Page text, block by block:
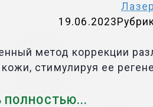
19.06.2023
метод коррекции
стимулируя ее
ПОЛНОСТЬЮ